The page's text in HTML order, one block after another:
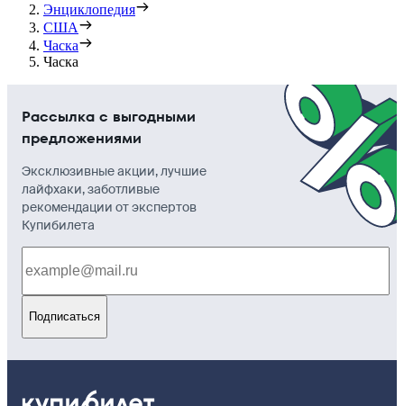
Энциклопедия
США
Часка
Часка
Рассылка с выгодными
предложениями
Эксклюзивные акции, лучшие
лайфхаки, заботливые
рекомендации от экспертов
Купибилета
Подписаться